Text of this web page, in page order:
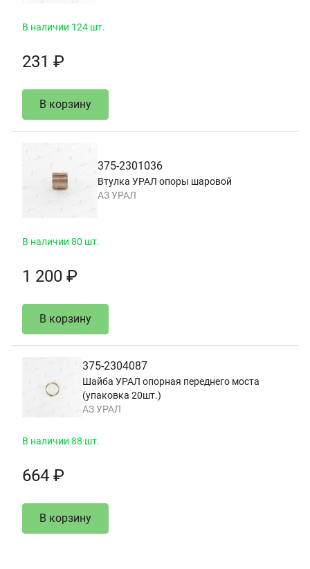
В наличии 124 шт.
231 ₽
В корзину
375-2301036
Втулка УРАЛ опоры шаровой
АЗ УРАЛ
В наличии 80 шт.
1 200 ₽
В корзину
375-2304087
Шайба УРАЛ опорная переднего моста
(упаковка 20шт.)
АЗ УРАЛ
В наличии 88 шт.
664 ₽
В корзину